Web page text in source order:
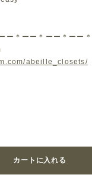
ー＊ーー＊ーー＊ーー＊
abeille_closets/
カートに入れる